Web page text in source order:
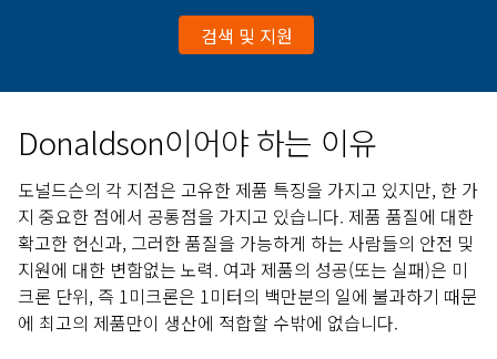
검색 및 지원
Donaldson이어야 하는 이유
도널드슨의 각 지점은 고유한 제품 특징을 가지고 있지만, 한 가
지 중요한 점에서 공통점을 가지고 있습니다. 제품 품질에 대한
확고한 헌신과, 그러한 품질을 가능하게 하는 사람들의 안전 및
지원에 대한 변함없는 노력. 여과 제품의 성공(또는 실패)은 미
크론 단위, 즉 1미크론은 1미터의 백만분의 일에 불과하기 때문
에 최고의 제품만이 생산에 적합할 수밖에 없습니다.